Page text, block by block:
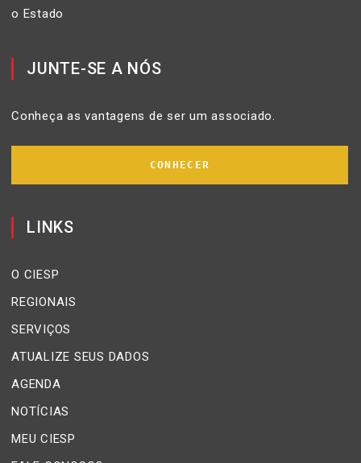
o Estado
JUNTE-SE A NÓS
Conheça as vantagens de ser um associado.
CONHECER
LINKS
O CIESP
REGIONAIS
SERVIÇOS
ATUALIZE SEUS DADOS
AGENDA
NOTÍCIAS
MEU CIESP